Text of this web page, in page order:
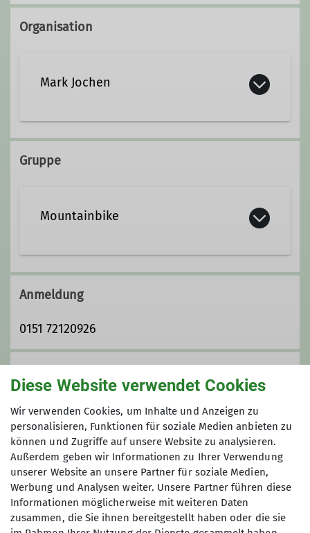
Organisation
Mark Jochen
Jochen Mark.
Gruppe
Mountainbike
Die Mountainbikegruppe vereint
gleichgesinnte Biker abseits
versiegelter Straßen mit Ihren
Mountainbikes gemeinsame
wöchentliche Treffen mit kürzeren
Ausfahrten, Tagestouren und
mehrtägige Touren sowohl in der
Region als auch in den Alpen. Unsere
Touren werden von zertifizierten
Guides oder sehr erfahrenen
Mountainbikern organisiert.
Wir bieten ein umfangreiches
Tourenprogramm überwiegend im
Anmeldung
0151 72120926
16.09.2023
Maximale Teilnehmeranzahl
8
Diese Website verwendet Cookies
Wir verwenden Cookies, um Inhalte und Anzeigen zu
personalisieren, Funktionen für soziale Medien anbieten zu
können und Zugriffe auf unsere Website zu analysieren.
Außerdem geben wir Informationen zu Ihrer Verwendung
unserer Website an unsere Partner für soziale Medien,
Werbung und Analysen weiter. Unsere Partner führen diese
Informationen möglicherweise mit weiteren Daten
zusammen, die Sie ihnen bereitgestellt haben oder die sie